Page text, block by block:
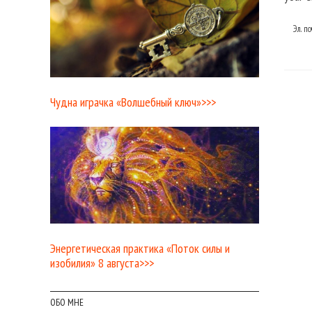
Эл.
Чудна играчка «Волшебный ключ»>>>
Энергетическая практика «Поток силы и
изобилия» 8 августа>>>
ОБО МНЕ